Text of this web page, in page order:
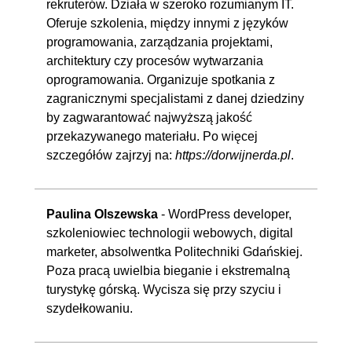
7. Funkcje związane z czasem w
JavaScripcie
02:18:51
7.1. Zegar cz. 1
00:05:41
7.2. Zegar cz. 2
7.3. Zegar cz. 3
7.5. Slider cz. 1
00:05:51
7.6. Slider cz. 2
00:05:06
7.7. Slider cz. 3
00:05:54
00:05:49
7.9. Slider cz. 5
00:06:07
7.10. Slider cz. 6
rekruterów. Działa w szeroko rozumianym IT.
Oferuje szkolenia, między innymi z języków
programowania, zarządzania projektami,
architektury czy procesów wytwarzania
oprogramowania. Organizuje spotkania z
zagranicznymi specjalistami z danej dziedziny
by zagwarantować najwyższą jakość
przekazywanego materiału. Po więcej
szczegółów zajrzyj na: https://dorwijnerda.pl.
Paulina Olszewska - WordPress developer,
szkoleniowiec technologii webowych, digital
marketer, absolwentka Politechniki Gdańskiej.
Poza pracą uwielbia bieganie i ekstremalną
turystykę górską. Wycisza się przy szyciu i
szydełkowaniu.